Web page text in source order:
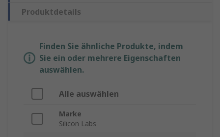
Produktdetails
Finden Sie ähnliche Produkte, indem
Sie ein oder mehrere Eigenschaften
auswählen.
Alle auswählen
Marke
Silicon Labs